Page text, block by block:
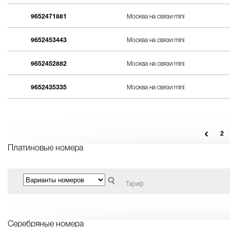
9652471881 Москва на связи mini
9652453443 Москва на связи mini
9652452882 Москва на связи mini
9652435335 Москва на связи mini
2
Платиновые номера
Тариф
Серебряные номера